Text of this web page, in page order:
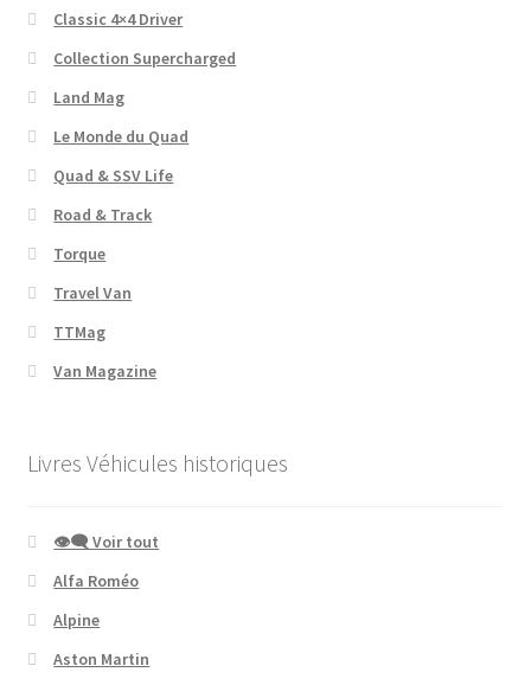
Classic 4×4 Driver
Collection Supercharged
Land Mag
Le Monde du Quad
Quad & SSV Life
Road & Track
Torque
Travel Van
TTMag
Van Magazine
Livres Véhicules historiques
👁‍🗨 Voir tout
Alfa Roméo
Alpine
Aston Martin